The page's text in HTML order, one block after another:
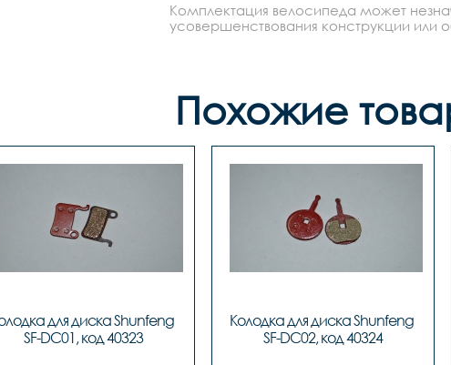
Комплектация велосипеда может
усовершенствования конструкции или
Похожие
для диска Shunfeng
SF-DC01, код 40323
Колодка для диска Shunfeng
SF-DC02, код 40324